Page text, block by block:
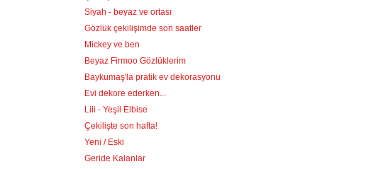
Siyah - beyaz ve ortası
Gözlük çekilişimde son saatler
Mickey ve ben
Beyaz Firmoo Gözlüklerim
Baykumaş'la pratik ev dekorasyonu
Evi dekore ederken...
Lili - Yeşil Elbise
Çekilişte son hafta!
Yeni / Eski
Geride Kalanlar